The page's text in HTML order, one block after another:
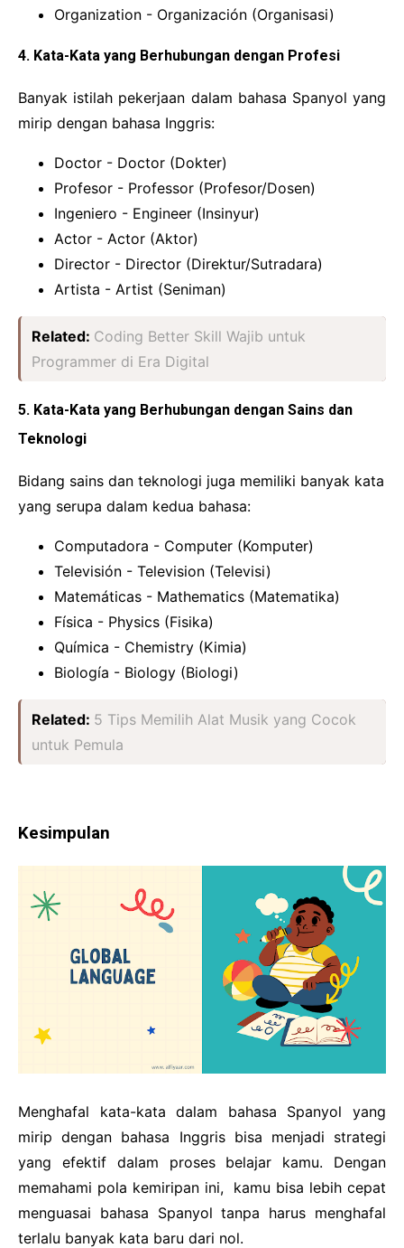
Organization - Organización (Organisasi)
4. Kata-Kata yang Berhubungan dengan Profesi
Banyak istilah pekerjaan dalam bahasa Spanyol yang
mirip dengan bahasa Inggris:
Doctor - Doctor (Dokter)
Profesor - Professor (Profesor/Dosen)
Ingeniero - Engineer (Insinyur)
Actor - Actor (Aktor)
Director - Director (Direktur/Sutradara)
Artista - Artist (Seniman)
Related: Coding Better Skill Wajib untuk
Programmer di Era Digital
5. Kata-Kata yang Berhubungan dengan Sains dan
Teknologi
Bidang sains dan teknologi juga memiliki banyak kata
yang serupa dalam kedua bahasa:
Computadora - Computer (Komputer)
Televisión - Television (Televisi)
Matemáticas - Mathematics (Matematika)
Física - Physics (Fisika)
Química - Chemistry (Kimia)
Biología - Biology (Biologi)
Related: 5 Tips Memilih Alat Musik yang Cocok
untuk Pemula
Kesimpulan
Menghafal kata-kata dalam bahasa Spanyol yang
mirip dengan bahasa Inggris bisa menjadi strategi
yang efektif dalam proses belajar kamu. Dengan
memahami pola kemiripan ini, kamu bisa lebih cepat
menguasai bahasa Spanyol tanpa harus menghafal
terlalu banyak kata baru dari nol.